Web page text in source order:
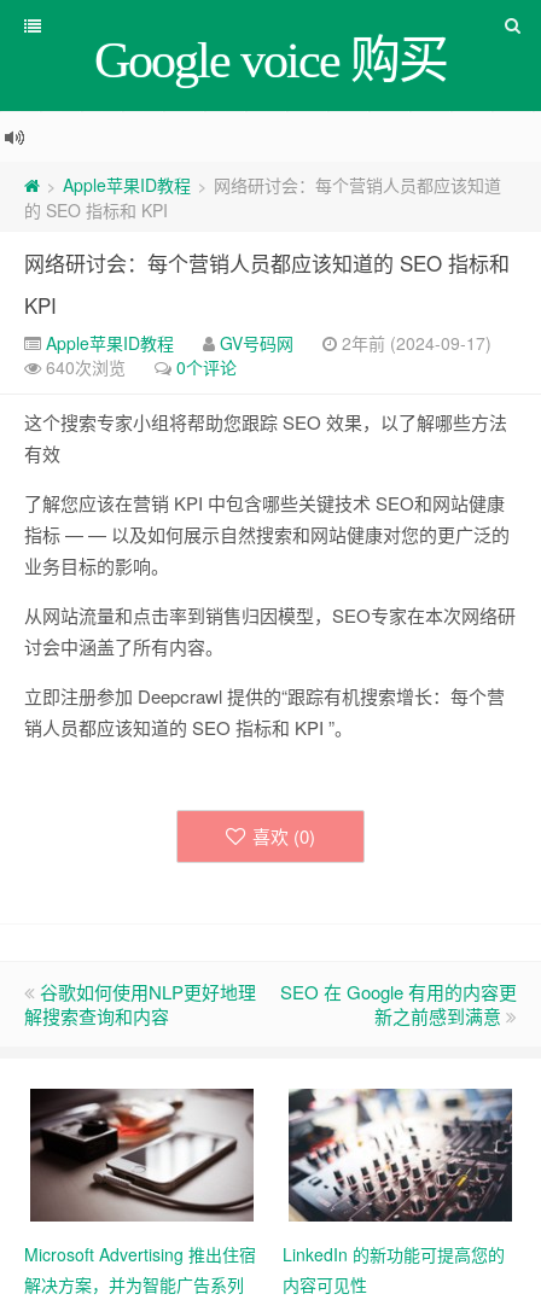
Google voice 购买
> Apple苹果ID教程 > 网络研讨会：每个营销人员都应该知道
的 SEO 指标和 KPI
网络研讨会：每个营销人员都应该知道的 SEO 指标和
KPI
Apple苹果ID教程 GV号码网
2年前 (2024-09-17)
640次浏览
0个评论
这个搜索专家小组将帮助您跟踪 SEO 效果，以了解哪些方法
有效
了解您应该在营销 KPI 中包含哪些关键技术 SEO和网站健康
指标 — — 以及如何展示自然搜索和网站健康对您的更广泛的
业务目标的影响。
从网站流量和点击率到销售归因模型，SEO专家在本次网络研
讨会中涵盖了所有内容。
立即注册参加 Deepcrawl 提供的“跟踪有机搜索增长：每个营
销人员都应该知道的 SEO 指标和 KPI ”。
喜欢 (0)
谷歌如何使用NLP更好地理
解搜索查询和内容
SEO 在 Google 有用的内容更
新之前感到满意
Microsoft Advertising 推出住宿
解决方案，并为智能广告系列
LinkedIn 的新功能可提高您的
内容可见性